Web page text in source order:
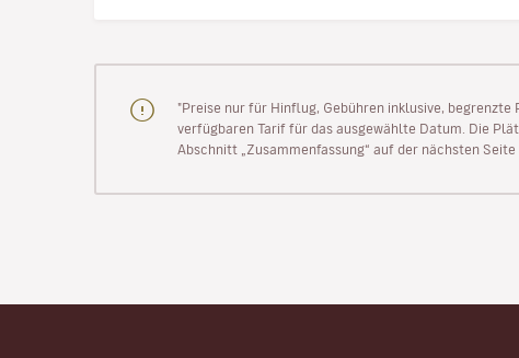
"Preise nur für Hinflug, Gebühren inklusive,
verfügbaren Tarif für das ausgewählte Datum. Die
Abschnitt „Zusammenfassung“ auf der nächsten